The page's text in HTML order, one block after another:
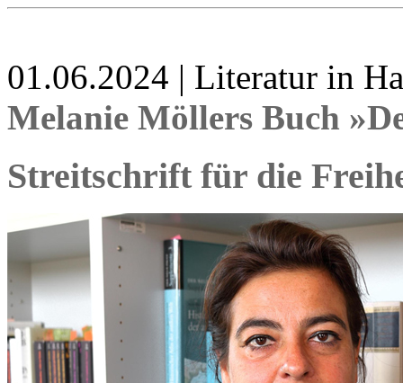
01.06.2024 | Literatur in
Melanie Möllers Buch
Streitschrift für die